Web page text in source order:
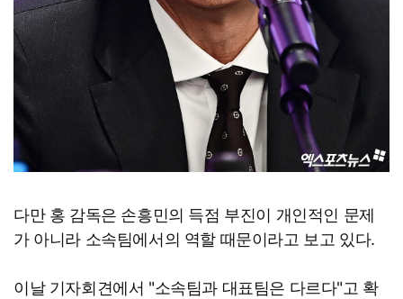
다만 홍 감독은 손흥민의 득점 부진이 개인적인 문제
가 아니라 소속팀에서의 역할 때문이라고 보고 있다.
이날 기자회견에서 "소속팀과 대표팀은 다르다"고 확